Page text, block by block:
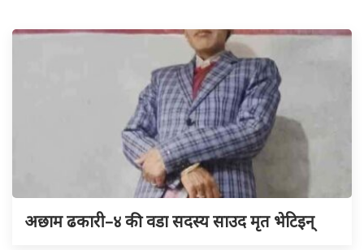
अछाम ढकारी–४ की वडा सदस्य साउद मृत भेटिइन्